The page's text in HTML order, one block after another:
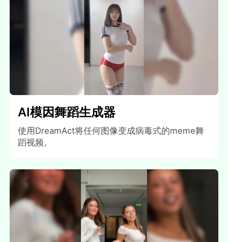
AI模因舞蹈生成器
使用DreamAct将任何图像变成病毒式的meme舞
蹈视频。